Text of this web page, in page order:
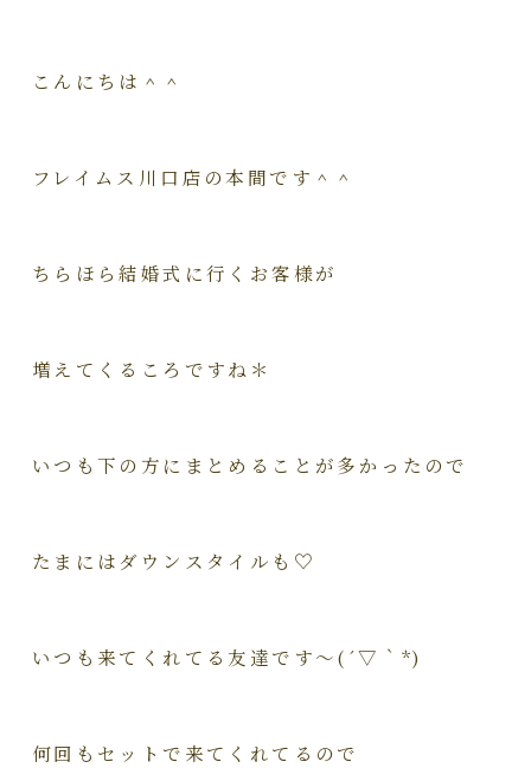
こんにちは＾＾
フレイムス川口店の本間です＾＾
ちらほら結婚式に行くお客様が
増えてくるころですね＊
いつも下の方にまとめることが多かったので
たまにはダウンスタイルも♡
いつも来てくれてる友達です～(´▽｀*)
何回もセットで来てくれてるので